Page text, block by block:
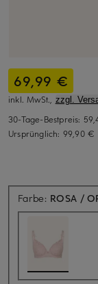
69,99 €
inkl. MwSt., zzgl.
30-Tage-Bestpreis:
Ursprünglich: 99,90 €
Farbe: ROSA /